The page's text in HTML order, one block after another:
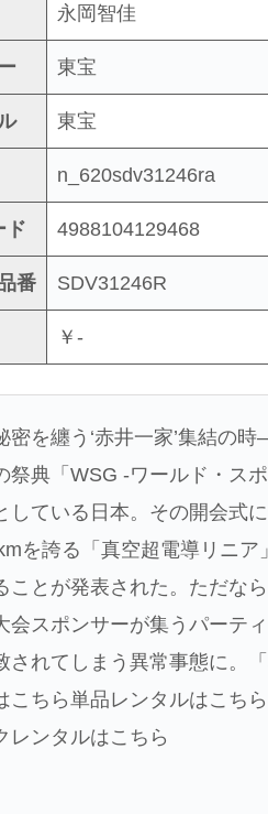
永岡智佳
東宝
東宝
n_620sdv31246ra
ド 4988104129468
番 SDV31246R
￥-
密を纏う‘赤井一家’集結
祭典「WSG -ワールド・ス
している日本。その開会式
を誇る「真空超電導リニ
ことが発表された。ただな
会スポンサーが集うパーテ
されてしまう異常事態に。
こちら単品レンタルはこち
レンタルはこちら